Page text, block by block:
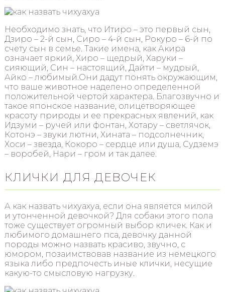
Необходимо знать, что Итиро – это первый сын,
Дзиро – 2-й сын, Сиро – 4-й сын, Рокуро – 6-й по
счету сын в семье. Такие имена, как Акира
означает яркий, Хиро – щедрый, Харуки –
сияющий, Син – настоящий, Дайти – мудрый,
Айко – любимый.Они дадут понять окружающим,
что ваше животное наделено определенной
положительной чертой характера. Благозвучно и
такое японское название, олицетворяющее
красоту природы и ее прекрасных явлений, как
Идзуми – ручей или фонтан, Хотару – светлячок,
Котонэ – звуки лютни, Хината – подсолнечник,
Хоси – звезда, Кокоро – сердце или душа, Судземэ
– воробей, Нари – гром и так далее.
КЛИЧКИ ДЛЯ ДЕВОЧЕК
А как назвать чихуахуа, если она является милой
и утонченной девочкой? Для собаки этого пола
тоже существует огромный выбор кличек. Как и
любимого домашнего пса, девочку данной
породы можно назвать красиво, звучно, с
юмором, позаимствовав название из немецкого
языка либо предпочесть иные клички, несущие
какую-то смысловую нагрузку.